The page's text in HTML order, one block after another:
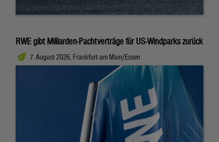
RWE gibt Milliarden-Pachtverträge für US-Windparks zurück
7. August 2026, Frankfurt am Main/Essen